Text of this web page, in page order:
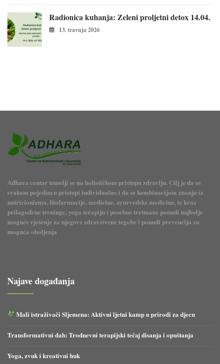
Radionica kuhanja: Zeleni proljetni detox 14.04.
13. travnja 2026
Adhara centar temelji se na holističkom pristupu zdravlju. Cilj je da se
svakom pojedincu pristupi individualno i da se kombinacijom znanja iz
nutricionizma, fitofarmacije, medicine, ayurvedske medicine, te kroz
prilagođene treninge, yoga terapiju i posebne tretmane ponudi najbolje
moguće rješenje za njegove zdravstvene tegobe i ponudi prevencija za
moguća oboljenja
Najave događanja
Mali istraživači Sljemena: Aktivni ljetni kamp u prirodi za djecu
Transformativni dah: Trodnevni terapijski tečaj disanja i opuštanja
Yoga, zvuk i kreativni huk